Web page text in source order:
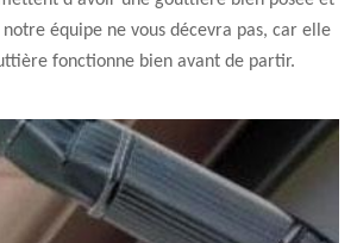
équipe ne vous décevra pas, car elle
fonctionne bien avant de partir.